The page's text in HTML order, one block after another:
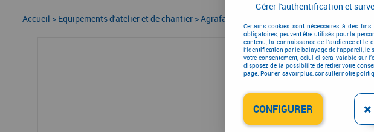
Accueil > Equipements d'atelier et de chantier >Agrafage et clouage
Gérer l'authentification et
Certains cookies sont nécessaires à des
obligatoires, peuvent être utilisés pour la
contenu, la connaissance de l'audience et le
l'identification par le balayage de l'appareil, le
votre consentement, celui-ci sera valable sur
disposez de la possibilité de retirer votre
page. Pour en savoir plus, consulter notre
CONFIGURER